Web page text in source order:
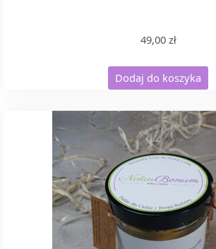
49,00 zł
Dodaj do koszyka